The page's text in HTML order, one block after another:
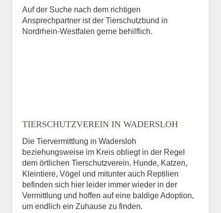
Auf der Suche nach dem richtigen
Ansprechpartner ist der Tierschutzbund in
Nordrhein-Westfalen gerne behilflich.
TIERSCHUTZVEREIN IN WADERSLOH
Die Tiervermittlung in Wadersloh
beziehungsweise im Kreis obliegt in der Regel
dem örtlichen Tierschutzverein. Hunde, Katzen,
Kleintiere, Vögel und mitunter auch Reptilien
befinden sich hier leider immer wieder in der
Vermittlung und hoffen auf eine baldige Adoption,
um endlich ein Zuhause zu finden.